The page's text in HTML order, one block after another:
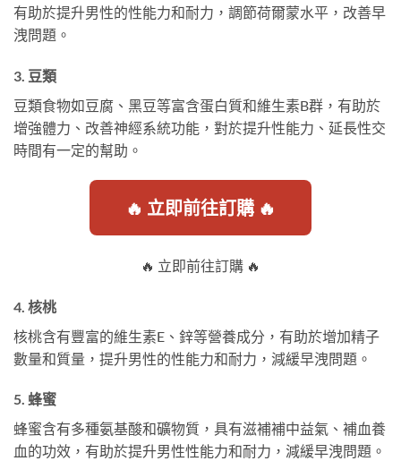
有助於提升男性的性能力和耐力，調節荷爾蒙水平，改善早
洩問題。
3. 豆類
豆類食物如豆腐、黑豆等富含蛋白質和維生素B群，有助於
增強體力、改善神經系統功能，對於提升性能力、延長性交
時間有一定的幫助。
🔥 立即前往訂購 🔥
🔥 立即前往訂購 🔥
4. 核桃
核桃含有豐富的維生素E、鋅等營養成分，有助於增加精子
數量和質量，提升男性的性能力和耐力，減緩早洩問題。
5. 蜂蜜
蜂蜜含有多種氨基酸和礦物質，具有滋補補中益氣、補血養
血的功效，有助於提升男性性能力和耐力，減緩早洩問題。